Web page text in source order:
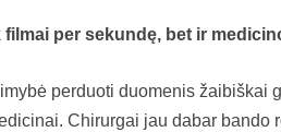
filmai per sekundę, bet ir
perduoti duomenis žaibiškai
Chirurgai jau dabar bando